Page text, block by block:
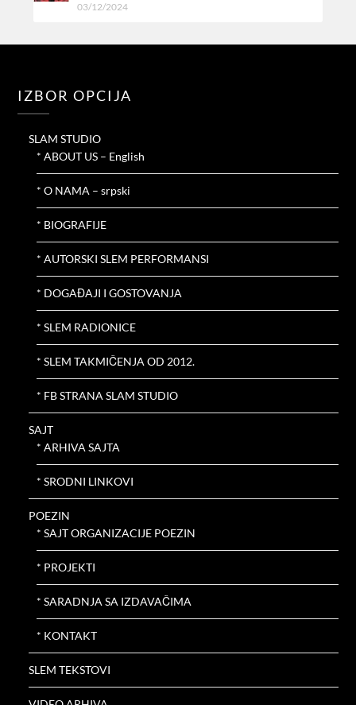
03/12/2024
IZBOR OPCIJA
SLAM STUDIO
* ABOUT US – English
* O NAMA – srpski
* BIOGRAFIJE
* AUTORSKI SLEM PERFORMANSI
* DOGAĐAJI I GOSTOVANJA
* SLEM RADIONICE
* SLEM TAKMIČENJA OD 2012.
* FB STRANA SLAM STUDIO
SAJT
* ARHIVA SAJTA
* SRODNI LINKOVI
POEZIN
* SAJT ORGANIZACIJE POEZIN
* PROJEKTI
* SARADNJA SA IZDAVAČIMA
* KONTAKT
SLEM TEKSTOVI